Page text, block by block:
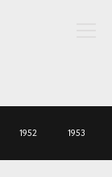
1952 1953